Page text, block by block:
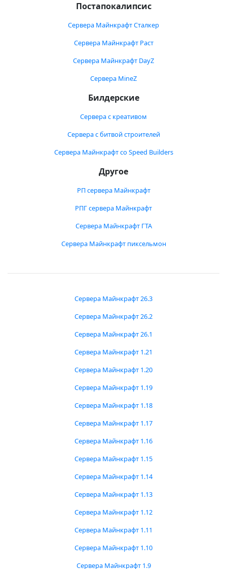
Постапокалипсис
Сервера Майнкрафт Сталкер
Сервера Майнкрафт Раст
Сервера Майнкрафт DayZ
Сервера MineZ
Билдерские
Сервера с креативом
Сервера с битвой строителей
Сервера Майнкрафт со Speed Builders
Другое
РП сервера Майнкрафт
РПГ сервера Майнкрафт
Сервера Майнкрафт ГТА
Сервера Майнкрафт пиксельмон
Сервера Майнкрафт 26.3
Сервера Майнкрафт 26.2
Сервера Майнкрафт 26.1
Сервера Майнкрафт 1.21
Сервера Майнкрафт 1.20
Сервера Майнкрафт 1.19
Сервера Майнкрафт 1.18
Сервера Майнкрафт 1.17
Сервера Майнкрафт 1.16
Сервера Майнкрафт 1.15
Сервера Майнкрафт 1.14
Сервера Майнкрафт 1.13
Сервера Майнкрафт 1.12
Сервера Майнкрафт 1.11
Сервера Майнкрафт 1.10
Сервера Майнкрафт 1.9